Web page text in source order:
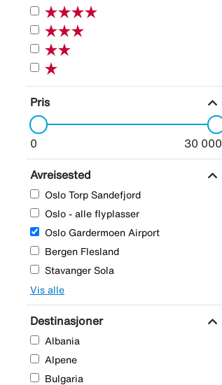
Pris expand_more
0 30 000
Avreisested expand_more
Oslo Torp Sandefjord
Oslo - alle flyplasser
Oslo Gardermoen Airport
Bergen Flesland
Stavanger Sola
Vis alle
Destinasjoner expand_more
Albania
Alpene
Bulgaria